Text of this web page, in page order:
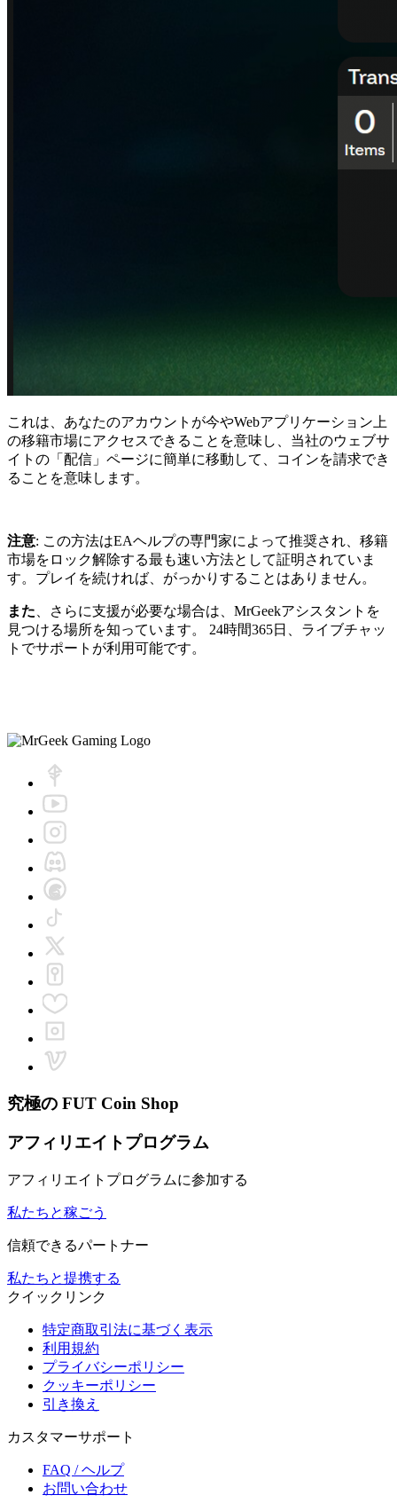
これは、あなたのアカウントが今やWebアプリケーション上
の移籍市場にアクセスできることを意味し、当社のウェブサ
イトの「配信」ページに簡単に移動して、コインを請求でき
ることを意味します。
注意: この方法はEAヘルプの専門家によって推奨され、移籍
市場をロック解除する最も速い方法として証明されていま
す。プレイを続ければ、がっかりすることはありません。
また 、さらに支援が必要な場合は、MrGeekアシスタントを
見つける場所を知っています。 24時間365日、ライブチャッ
トでサポートが利用可能です。
究極の FUT Coin Shop
アフィリエイトプログラム
アフィリエイトプログラムに参加する
私たちと稼ごう
信頼できるパートナー
私たちと提携する
クイックリンク
特定商取引法に基づく表示
利用規約
プライバシーポリシー
クッキーポリシー
引き換え
カスタマーサポート
FAQ / ヘルプ
お問い合わせ